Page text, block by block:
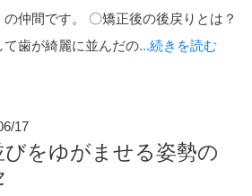
の仲間です。 〇矯正後の後戻りとは？
て歯が綺麗に並んだの...続きを読む
17
びをゆがませる姿勢の